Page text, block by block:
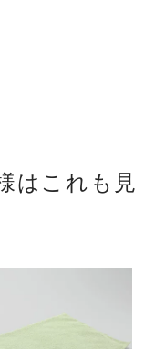
はこれも見